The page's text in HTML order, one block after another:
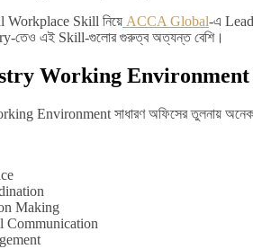
Workplace Skill নিয়ে ACCA Global-এ
তেও এই Skill-গুলোর গুরুত্ব অত্যন্ত বেশি।
Working Environment
Environment সাধারণ অফিসের তুলনায়
Making
Communication